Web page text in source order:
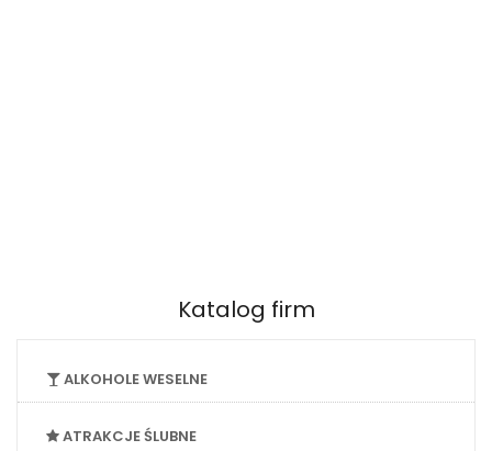
Katalog firm
ALKOHOLE WESELNE
ATRAKCJE ŚLUBNE